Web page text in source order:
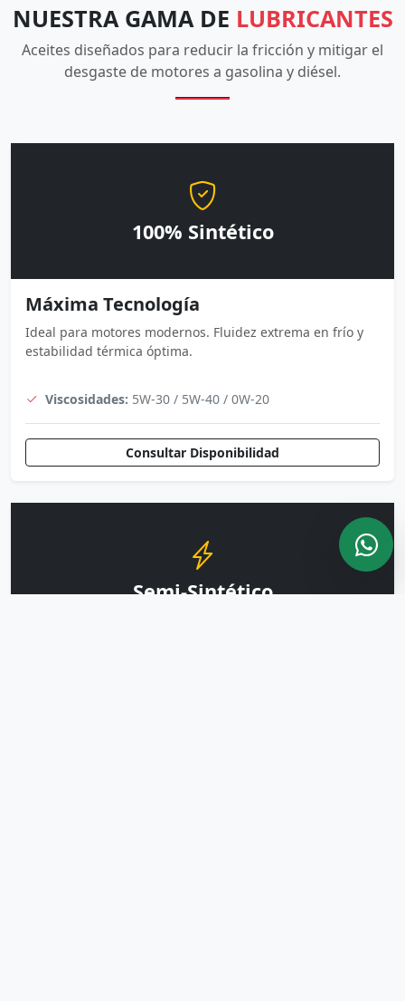
NUESTRA GAMA DE LUBRICANTES
Aceites diseñados para reducir la fricción y mitigar el
desgaste de motores a gasolina y diésel.
100% Sintético
Máxima Tecnología
Ideal para motores modernos. Fluidez extrema en frío y
estabilidad térmica óptima.
Viscosidades: 5W-30 / 5W-40 / 0W-20
Consultar Disponibilidad
Semi-Sintético